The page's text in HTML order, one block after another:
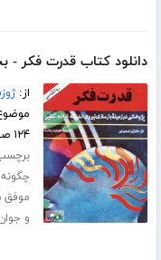
دانلود کتاب قدرت فکر
از:
۱۲۴ صفحه
موفق
و